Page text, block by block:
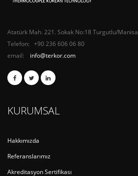
Atatürk Mah. 221. Sokak No:18 Turgutlu/Manisa
Telefon: +90 236 606 06 80
email: info@terkor.com
KURUMSAL
Hakkımızda
Referanslarımız
Akreditasyon Sertifikası